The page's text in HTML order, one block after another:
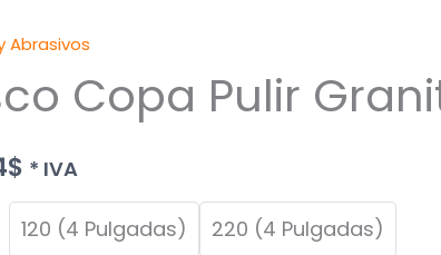
Abrasivos
Copa Pulir
$ * IVA
120 (4 Pulgadas) 220 (4 Pulgadas)